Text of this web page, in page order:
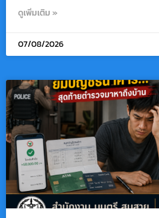
ดูเพิ่มเติม »
07/08/2026